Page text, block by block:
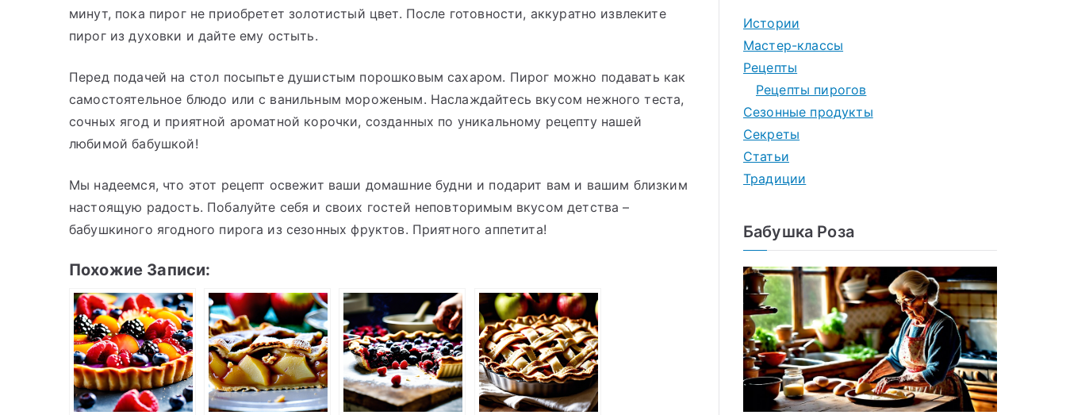
минут, пока пирог не приобретет золотистый цвет. После готовности, аккуратно извлеките
пирог из духовки и дайте ему остыть.
Перед подачей на стол посыпьте душистым порошковым сахаром. Пирог можно подавать как
самостоятельное блюдо или с ванильным мороженым. Наслаждайтесь вкусом нежного теста,
сочных ягод и приятной ароматной корочки, созданных по уникальному рецепту нашей
любимой бабушкой!
Мы надеемся, что этот рецепт освежит ваши домашние будни и подарит вам и вашим близким
настоящую радость. Побалуйте себя и своих гостей неповторимым вкусом детства –
бабушкиного ягодного пирога из сезонных фруктов. Приятного аппетита!
Похожие Записи:
Истории
Мастер-классы
Рецепты
Рецепты пирогов
Сезонные продукты
Секреты
Статьи
Традиции
Бабушка Роза